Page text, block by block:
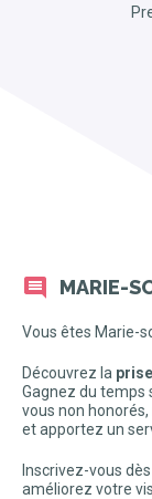
MARIE-
Vous êtes Marie-
Découvrez la
Gagnez du temps
vous non
et apportez un
Inscrivez-vous
améliorez votre